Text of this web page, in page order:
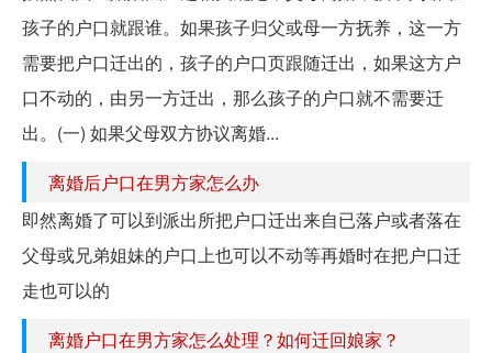
孩子的户口就跟谁。如果孩子归父或母一方抚养，这一方
需要把户口迁出的，孩子的户口页跟随迁出，如果这方户
口不动的，由另一方迁出，那么孩子的户口就不需要迁
出。(一) 如果父母双方协议离婚...
离婚后户口在男方家怎么办
即然离婚了可以到派出所把户口迁出来自已落户或者落在
父母或兄弟姐妹的户口上也可以不动等再婚时在把户口迁
走也可以的
离婚户口在男方家怎么处理？如何迁回娘家？